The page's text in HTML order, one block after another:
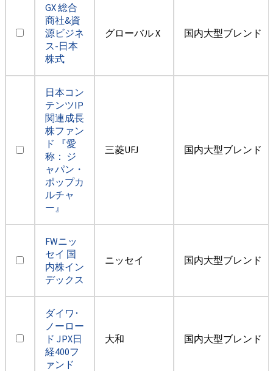
GX 総合
商社&資
源ビジネ
ス-日本
株式
グローバル X 国内大型ブレンド
日本コン
テンツIP
関連成長
株ファン
ド 『愛
称： ジ
ャパン・
ポップカ
ルチャ
ー』
三菱UFJ 国内大型ブレンド
FWニッ
セイ 国
内株イン
デックス
ニッセイ 国内大型ブレンド
ダイワ･
ノーロー
ド JPX日
経400フ
ァンド
大和 国内大型ブレンド